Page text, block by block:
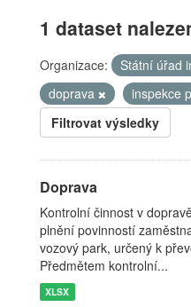
1 dataset
Organizace: Státní úřad
doprava
inspekce
Filtrovat výsledky
Doprava
Kontrolní činnost v
plnění povinností
vozový park, určený k
Předmětem kontrolní...
XLSX